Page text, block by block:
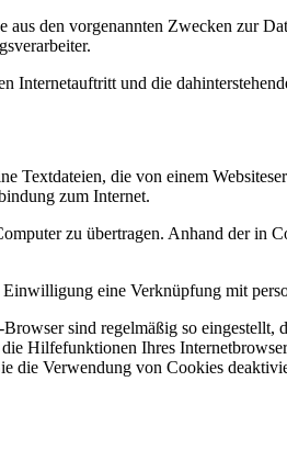
aus den vorgenannten Zwecken zur
Internetauftritt und die
Textdateien, die von einem
zum Internet.
zu übertragen. Anhand der
eine Verknüpfung mit
sind regelmäßig so
Hilfefunktionen Ihres
die Verwendung von Cookies